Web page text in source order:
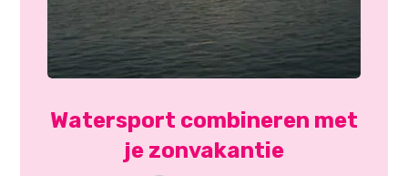
Watersport combineren met
je zonvakantie